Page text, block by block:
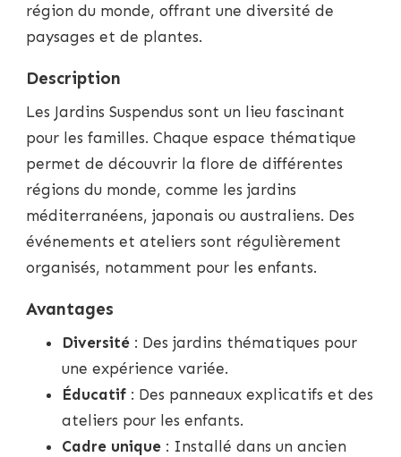
région du monde, offrant une diversité de
paysages et de plantes.
Description
Les Jardins Suspendus sont un lieu fascinant
pour les familles. Chaque espace thématique
permet de découvrir la flore de différentes
régions du monde, comme les jardins
méditerranéens, japonais ou australiens. Des
événements et ateliers sont régulièrement
organisés, notamment pour les enfants.
Avantages
Diversité : Des jardins thématiques pour
une expérience variée.
Éducatif : Des panneaux explicatifs et des
ateliers pour les enfants.
Cadre unique : Installé dans un ancien